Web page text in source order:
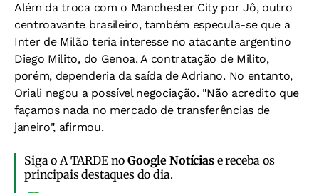
Além da troca com o Manchester City por Jô, outro
centroavante brasileiro, também especula-se que a
Inter de Milão teria interesse no atacante argentino
Diego Milito, do Genoa. A contratação de Milito,
porém, dependeria da saída de Adriano. No entanto,
Oriali negou a possível negociação. "Não acredito que
façamos nada no mercado de transferências de
janeiro", afirmou.
Siga o A TARDE noGoogle Notíciase receba os
principais destaques do dia.